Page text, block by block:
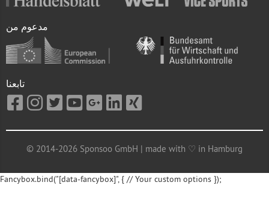
مدعوم من
تابعنا
© 2014-2026 Sponsoo GmbH | made with ♡ in Hamburg
Fancybox.bind("[data-fancybox]", { // Your custom options });